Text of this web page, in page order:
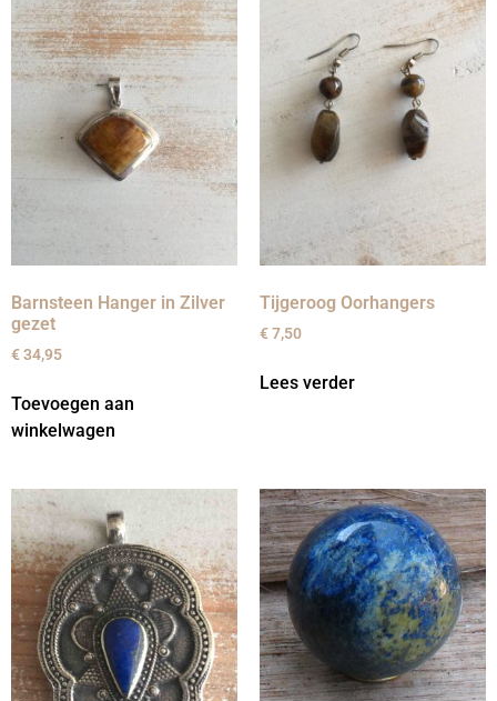
Barnsteen Hanger in Zilver
gezet
€34,95
Toevoegen aan
winkelwagen
Tijgeroog Oorhangers
€7,50
Lees verder